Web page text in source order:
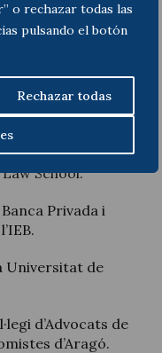
o rechazar todas las
pulsando el botón
Rechazar todas
amb grups
sectors
serveis i
pel Centre
School.
Privada i
Universitat de
d’Advocats de
d’Aragó.